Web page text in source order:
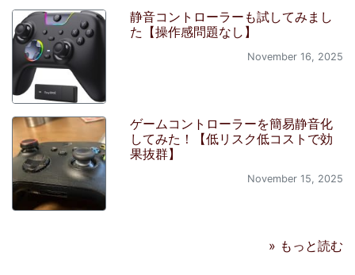
静音コントローラーも試してみまし
た【操作感問題なし】
November 16, 2025
ゲームコントローラーを簡易静音化
してみた！【低リスク低コストで効
果抜群】
November 15, 2025
» もっと読む